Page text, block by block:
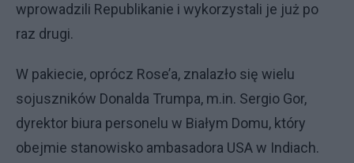
wprowadzili Republikanie i wykorzystali je już po
raz drugi.
W pakiecie, oprócz Rose’a, znalazło się wielu
sojuszników Donalda Trumpa, m.in. Sergio Gor,
dyrektor biura personelu w Białym Domu, który
obejmie stanowisko ambasadora USA w Indiach.